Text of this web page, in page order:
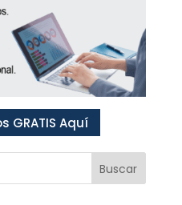
GRATIS Aquí
Buscar